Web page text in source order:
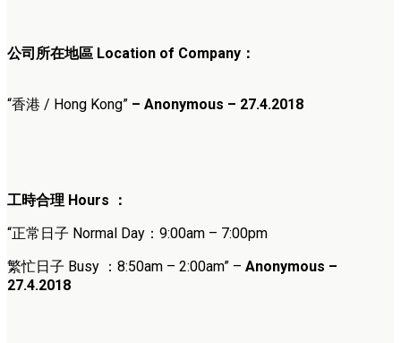
公司所在地區 Location of Company：
“香港 / Hong Kong” – Anonymous – 27.4.2018
工時合理 Hours ：
“正常日子 Normal Day：9:00am – 7:00pm
繁忙日子 Busy ：8:50am – 2:00am” – Anonymous –
27.4.2018